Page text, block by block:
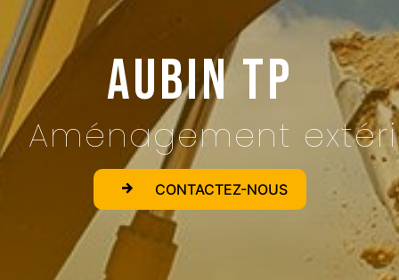
Aubin TP
Aménagement
CONTACTEZ-NOUS